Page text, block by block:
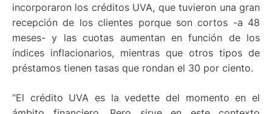
incorporaron los créditos UVA, que tuvieron una gran
recepción de los clientes porque son cortos -a 48
meses- y las cuotas aumentan en función de los
índices inflacionarios, mientras que otros tipos de
préstamos tienen tasas que rondan el 30 por ciento.
“El crédito UVA es la vedette del momento en el